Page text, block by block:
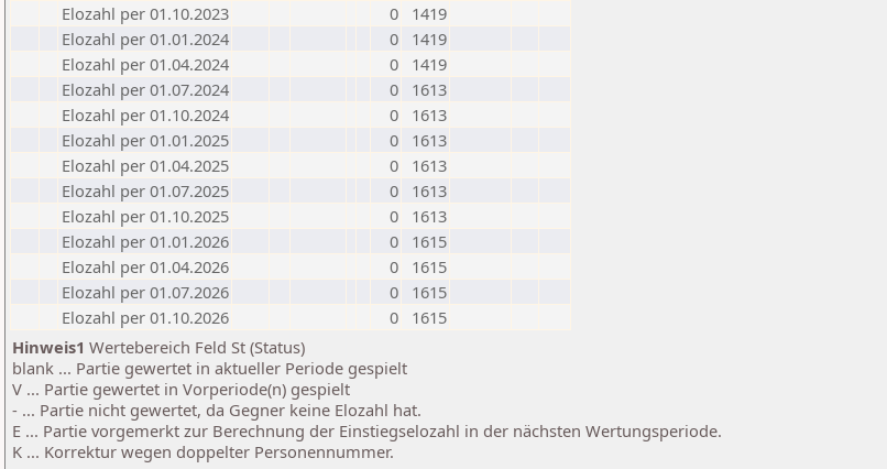
Elozahl per 01.10.2023
0
1419
Elozahl per 01.01.2024
0
1419
Elozahl per 01.04.2024
0
1419
Elozahl per 01.07.2024
0
1613
Elozahl per 01.10.2024
0
1613
Elozahl per 01.01.2025
0
1613
Elozahl per 01.04.2025
0
1613
Elozahl per 01.07.2025
0
1613
Elozahl per 01.10.2025
0
1613
Elozahl per 01.01.2026
0
1615
Elozahl per 01.04.2026
0
1615
Elozahl per 01.07.2026
0
1615
Elozahl per 01.10.2026
0
1615
Hinweis1 Wertebereich Feld St (Status)
blank ... Partie gewertet in aktueller Periode gespielt
V ... Partie gewertet in Vorperiode(n) gespielt
- ... Partie nicht gewertet, da Gegner keine Elozahl hat.
E ... Partie vorgemerkt zur Berechnung der Einstiegselozahl in der nächsten Wertungsperiode.
K ... Korrektur wegen doppelter Personennummer.